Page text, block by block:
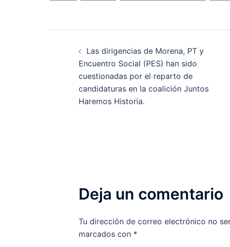
entradas
Las dirigencias de Morena, PT y
Encuentro Social (PES) han sido
cuestionadas por el reparto de
candidaturas en la coalición Juntos
Haremos Historia.
Deja un comentario
Tu dirección de correo electrónico no
marcados con *